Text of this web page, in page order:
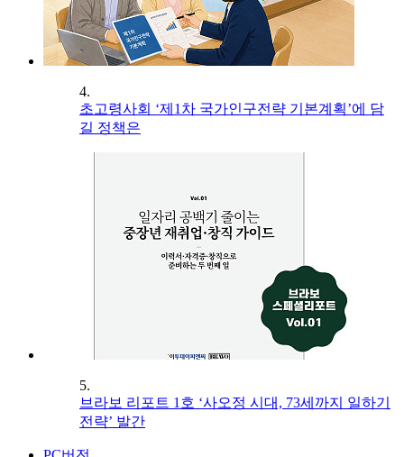
4.
초고령사회 ‘제1차 국가인구전략 기본계획’에 담
길 정책은
5.
브라보 리포트 1호 ‘사오정 시대, 73세까지 일하기
전략’ 발간